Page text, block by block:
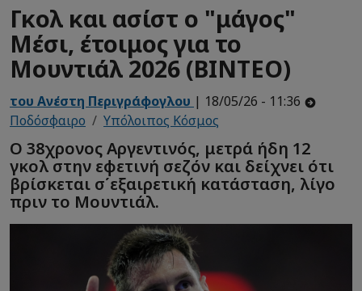
Γκολ και ασίστ ο "μάγος"
Μέσι, έτοιμος για το
Μουντιάλ 2026 (ΒΙΝΤΕΟ)
του Ανέστη Περιγράφογλου | 18/05/26 - 11:36
Ποδόσφαιρο
Υπόλοιπος Κόσμος
Ο 38χρονος Αργεντινός, μετρά ήδη 12
γκολ στην εφετινή σεζόν και δείχνει ότι
βρίσκεται σ΄εξαιρετική κατάσταση, λίγο
πριν το Μουντιάλ.